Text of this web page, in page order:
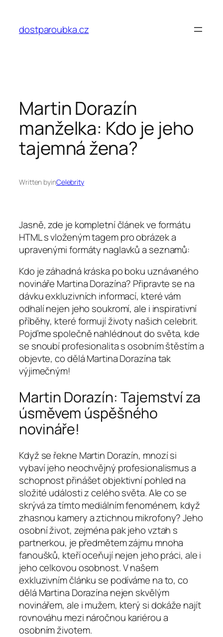
obsahdostparoubka.cz
Martin Dorazín
manželka: Kdo je jeho
tajemná žena?
Written byinCelebrity
Jasně, zde je kompletní článek ve formátu
HTML s vloženým tagem pro obrázek a
upravenými formáty naglavků a seznamů:
Kdo je záhadná kráska po boku uznávaného
novináře Martina Dorazína? Připravte se na
dávku exkluzivních informací, které vám
odhalí nejen jeho soukromí, ale i inspirativní
příběhy, které formují životy našich celebrit.
Pojďme společně nahlédnout do světa, kde
se snoubí profesionalita s osobním štěstím a
objevte, co dělá Martina Dorazína tak
výjimečným!
Martin Dorazín: Tajemství za
úsměvem úspěšného
novináře!
Když se řekne Martin Dorazín, mnozí si
vybaví jeho neochvějný profesionalismus a
schopnost přinášet objektivní pohled na
složité události z celého světa. Ale co se
skrývá za tímto mediálním fenoménem, když
zhasnou kamery a ztichnou mikrofony? Jeho
osobní život, zejména pak jeho vztah s
partnerkou, je předmětem zájmu mnoha
fanoušků, kteří oceňují nejen jeho práci, ale i
jeho celkovou osobnost. V našem
exkluzivním článku se podíváme na to, co
dělá Martina Dorazína nejen skvělým
novinářem, ale i mužem, který si dokáže najít
rovnováhu mezi náročnou kariérou a
osobním životem.